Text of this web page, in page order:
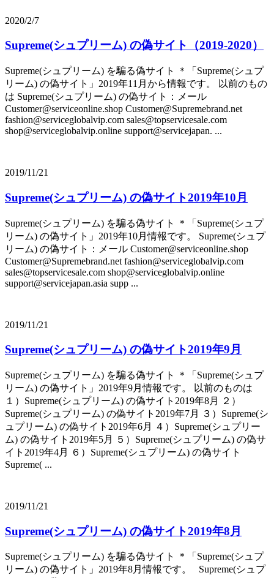
2020/2/7
Supreme(シュプリーム) の偽サイト（2019-2020）
Supreme(シュプリーム) を騙る偽サイト ＊「Supreme(シュプ
リーム) の偽サイト」2019年11月から情報です。 以前のもの
は Supreme(シュプリーム) の偽サイト：メール
Customer@serviceonline.shop Customer@Supremebrand.net
fashion@serviceglobalvip.com sales@topservicesale.com
shop@serviceglobalvip.online support@servicejapan. ...
2019/11/21
Supreme(シュプリーム) の偽サイト2019年10月
Supreme(シュプリーム) を騙る偽サイト ＊「Supreme(シュプ
リーム) の偽サイト」2019年10月情報です。 Supreme(シュプ
リーム) の偽サイト：メール Customer@serviceonline.shop
Customer@Supremebrand.net fashion@serviceglobalvip.com
sales@topservicesale.com shop@serviceglobalvip.online
support@servicejapan.asia supp ...
2019/11/21
Supreme(シュプリーム) の偽サイト2019年9月
Supreme(シュプリーム) を騙る偽サイト ＊「Supreme(シュプ
リーム) の偽サイト」2019年9月情報です。 以前のものは
１）Supreme(シュプリーム) の偽サイト2019年8月 ２）
Supreme(シュプリーム) の偽サイト2019年7月 ３）Supreme(シ
ュプリーム) の偽サイト2019年6月 ４）Supreme(シュプリー
ム) の偽サイト2019年5月 ５）Supreme(シュプリーム) の偽サ
イト2019年4月 ６）Supreme(シュプリーム) の偽サイト
Supreme( ...
2019/11/21
Supreme(シュプリーム) の偽サイト2019年8月
Supreme(シュプリーム) を騙る偽サイト ＊「Supreme(シュプ
リーム) の偽サイト」2019年8月情報です。 Supreme(シュプ